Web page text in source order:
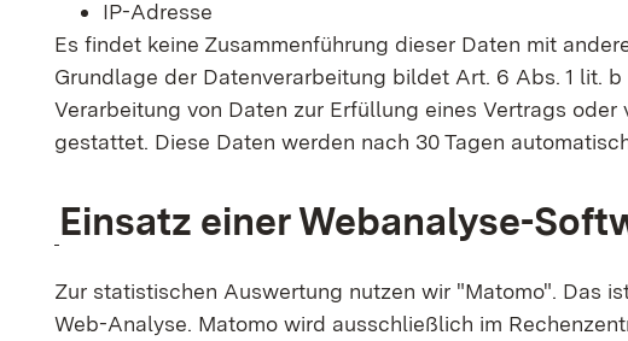
IP-Adresse
Es findet keine Zusammenführung dieser Daten mit
Grundlage der Datenverarbeitung bildet Art. 6 Abs. 1 lit. b
Verarbeitung von Daten zur Erfüllung eines Vertrags
gestattet. Diese Daten werden nach 30 Tagen
Einsatz einer Webanalyse-
Zur statistischen Auswertung nutzen wir "Matomo". Das
Web-Analyse. Matomo wird ausschließlich im